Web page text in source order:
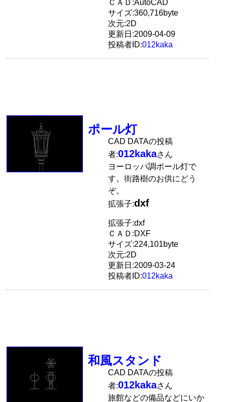
ＣＡＤ:AutoCAD
サイズ:360,716byte
次元:2D
更新日:2009-04-09
投稿者ID:012kaka
ポール灯
CAD DATAの投稿
者:012kakaさん
ヨーロッパ調ポール灯で
す。街路樹のお供にどう
ぞ。
拡張子:dxf
拡張子:dxf
ＣＡＤ:DXF
サイズ:224,101byte
次元:2D
更新日:2009-03-24
投稿者ID:012kaka
和風スタンド
CAD DATAの投稿
者:012kakaさん
旅館などの備品などにいか